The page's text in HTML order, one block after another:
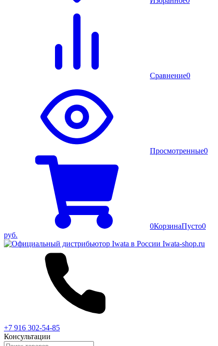
Сравнение0
Просмотренные0
0КорзинаПусто0
руб.
+7 916 302-54-85
Консультации